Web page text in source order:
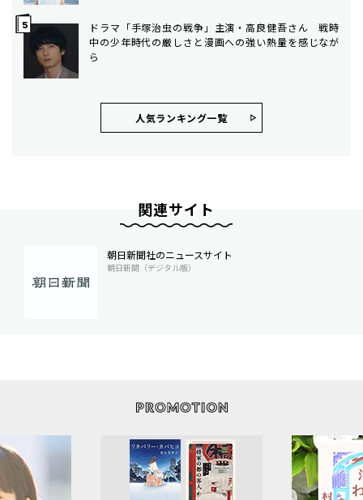
ドラマ「手塚治虫の戦争」主演・高良健吾さん 戦時
中の少年時代の厳しさと漫画への強い熱量を感じなが
ら
人気ランキング⼀覧
関連サイト
朝日新聞社のニュースサイト
朝日新聞（デジタル版）